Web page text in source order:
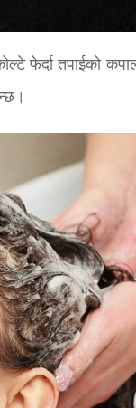
फेर्दा तपाईको